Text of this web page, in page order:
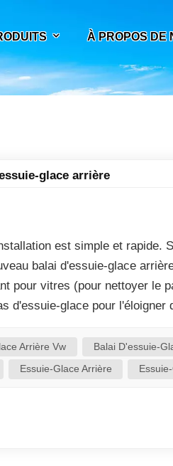
À PROPOS DE
glace arrière
est simple et rapide.
balai d'essuie-glace
pour vitres (pour nettoyer le
d'essuie-glace pour
glace arri&egrav...
Arrière Vw
Balai D'essuie-
Essuie-Glace Arrière